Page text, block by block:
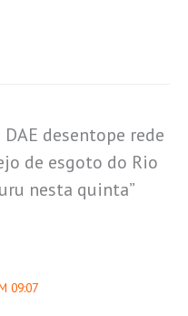
desentope rede
de esgoto do Rio
nesta quinta”
09:07